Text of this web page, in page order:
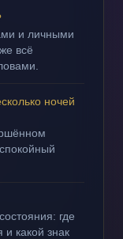
и личными
всё
ночей
где
и какой знак